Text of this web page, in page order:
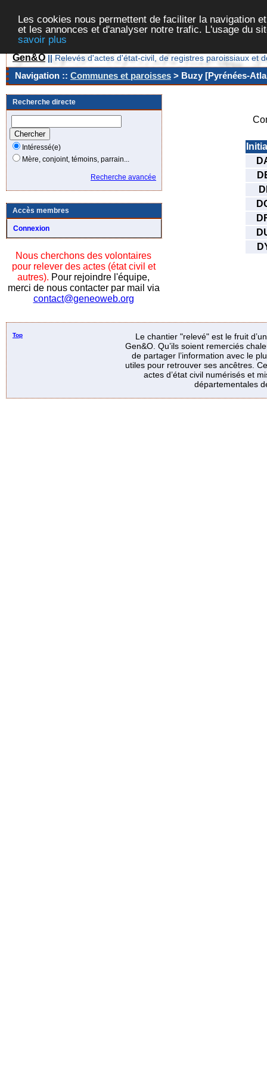
Les cookies nous permettent de faciliter la navigation
et les annonces et d'analyser notre trafic. L'usage du
savoir plus
Gen&O || Relevés d'actes d'état-civil, de registres paroissiaux et
Navigation :: Communes et paroisses > Buzy [Pyrénées-
Recherche directe
Intéressé(e)
Mère, conjoint, témoins, parrain...
Recherche avancée
Accès membres
Connexion
Nous cherchons des volontaires
pour relever des actes (état civil et
autres). Pour rejoindre l'équipe,
merci de nous contacter par mail via
contact@geneoweb.org
Top
Le chantier "relevé" est le fruit
Gen&O. Qu’ils soient remerciés
de partager l’information avec le
utiles pour retrouver ses ancêtres.
actes d’état civil numérisés et
départementales